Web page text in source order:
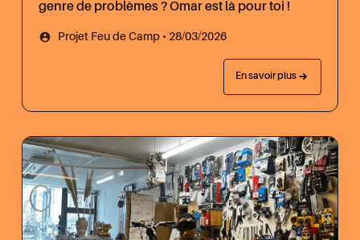
genre de problèmes ? Omar est là pour toi !
Projet Feu de Camp • 28/03/2026
En savoir plus